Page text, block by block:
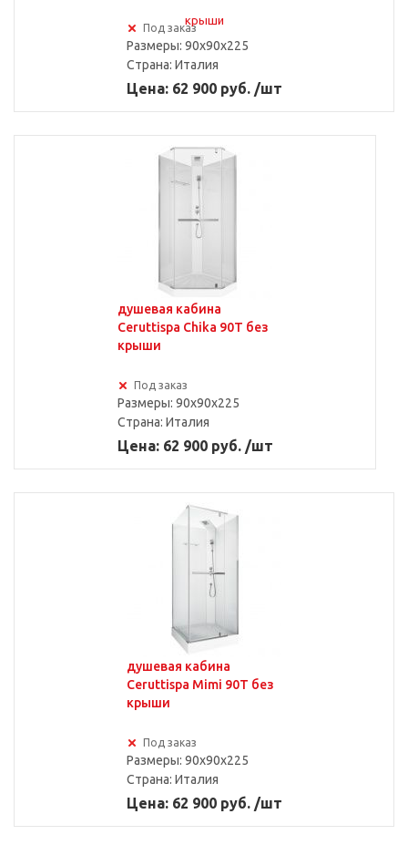
Под заказ
Размеры: 90x90x225
Страна: Италия
Цена: 62 900 руб. /шт
душевая кабина
Ceruttispa Chika 90T без
крыши
Под заказ
Размеры: 90x90x225
Страна: Италия
Цена: 62 900 руб. /шт
душевая кабина
Ceruttispa Mimi 90T без
крыши
Под заказ
Размеры: 90x90x225
Страна: Италия
Цена: 62 900 руб. /шт